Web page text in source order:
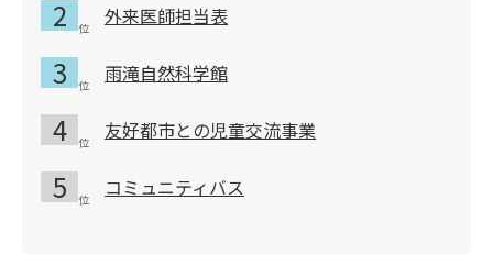
外来医師担当表
雨滝自然科学館
友好都市との児童交流事業
コミュニティバス